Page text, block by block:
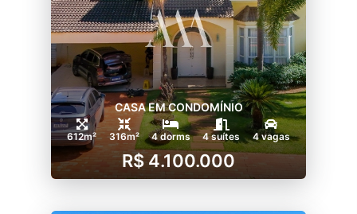
CASA EM CONDOMÍNIO
612m² 316m² 4 dorms 4 suítes 4 vagas
R$ 4.100.000